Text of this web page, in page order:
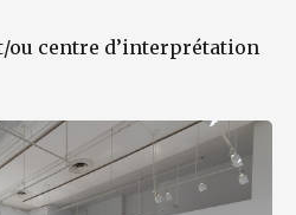
ou centre d’interprétation